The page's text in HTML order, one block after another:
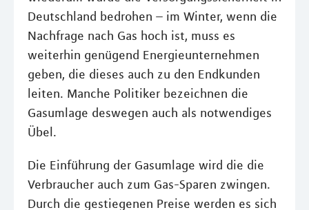
Deutschland bedrohen – im Winter, wenn die
Nachfrage nach Gas hoch ist, muss es
weiterhin genügend Energieunternehmen
geben, die dieses auch zu den Endkunden
leiten. Manche Politiker bezeichnen die
Gasumlage deswegen auch als notwendiges
Übel.
Die Einführung der Gasumlage wird die die
Verbraucher auch zum Gas-Sparen zwingen.
Durch die gestiegenen Preise werden es sich